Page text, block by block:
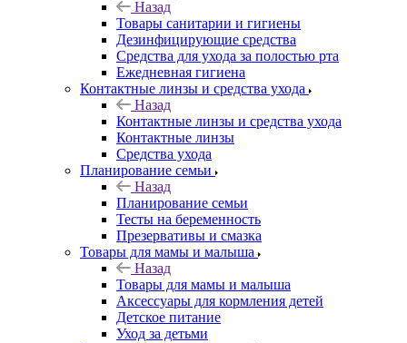
Назад
Товары санитарии и гигиены
Дезинфицирующие средства
Средства для ухода за полостью рта
Ежедневная гигиена
Контактные линзы и средства ухода
Назад
Контактные линзы и средства ухода
Контактные линзы
Средства ухода
Планирование семьи
Назад
Планирование семьи
Тесты на беременность
Презервативы и смазка
Товары для мамы и малыша
Назад
Товары для мамы и малыша
Аксессуары для кормления детей
Детское питание
Уход за детьми